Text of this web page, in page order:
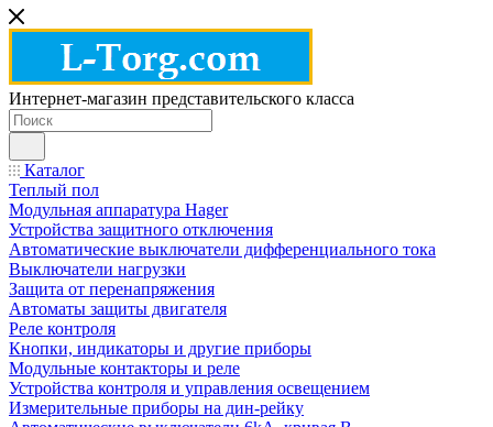
Интернет-магазин представительского класса
Каталог
Теплый пол
Модульная аппаратура Hager
Устройства защитного отключения
Автоматические выключатели дифференциального тока
Выключатели нагрузки
Защита от перенапряжения
Автоматы защиты двигателя
Реле контроля
Кнопки, индикаторы и другие приборы
Модульные контакторы и реле
Устройства контроля и управления освещением
Измерительные приборы на дин-рейку